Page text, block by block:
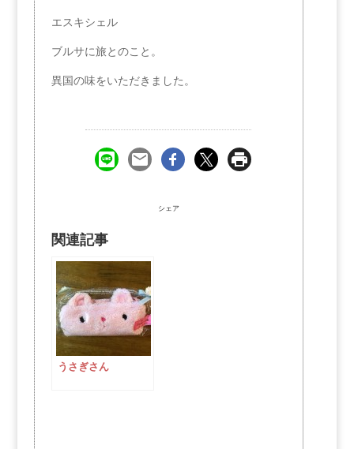
エスキシェル
ブルサに旅とのこと。
異国の味をいただきました。
シェア
関連記事
うさぎさん